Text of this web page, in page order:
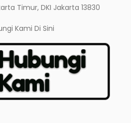
Timur, DKI Jakarta 13830
Kami Di Sini